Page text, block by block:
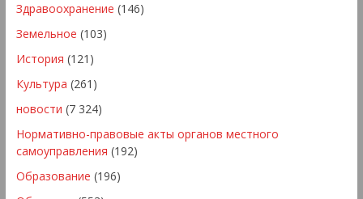
Здравоохранение (146)
Земельное (103)
История (121)
Культура (261)
новости (7 324)
Нормативно-правовые акты органов местного
самоуправления (192)
Образование (196)